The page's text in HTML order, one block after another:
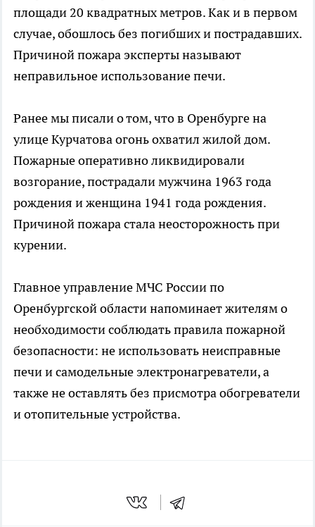
площади 20 квадратных метров. Как и в первом
случае, обошлось без погибших и пострадавших.
Причиной пожара эксперты называют
неправильное использование печи.
Ранее мы писали о том, что в Оренбурге на
улице Курчатова огонь охватил жилой дом.
Пожарные оперативно ликвидировали
возгорание, пострадали мужчина 1963 года
рождения и женщина 1941 года рождения.
Причиной пожара стала неосторожность при
курении.
Главное управление МЧС России по
Оренбургской области напоминает жителям о
необходимости соблюдать правила пожарной
безопасности: не использовать неисправные
печи и самодельные электронагреватели, а
также не оставлять без присмотра обогреватели
и отопительные устройства.